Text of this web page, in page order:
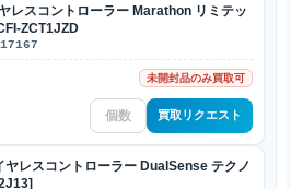
レスコントローラー Marathon リミテッ
ZCT1JZD
未開封品のみ買取可
買取リクエスト
レスコントローラー DualSense テクノ